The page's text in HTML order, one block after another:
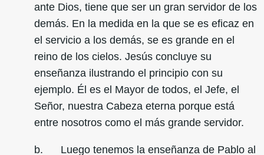
ante Dios, tiene que ser un gran servidor de los
demás. En la medida en la que se es eficaz en
el servicio a los demás, se es grande en el
reino de los cielos. Jesús concluye su
enseñanza ilustrando el principio con su
ejemplo. Él es el Mayor de todos, el Jefe, el
Señor, nuestra Cabeza eterna porque está
entre nosotros como el más grande servidor.
b. Luego tenemos la enseñanza de Pablo al